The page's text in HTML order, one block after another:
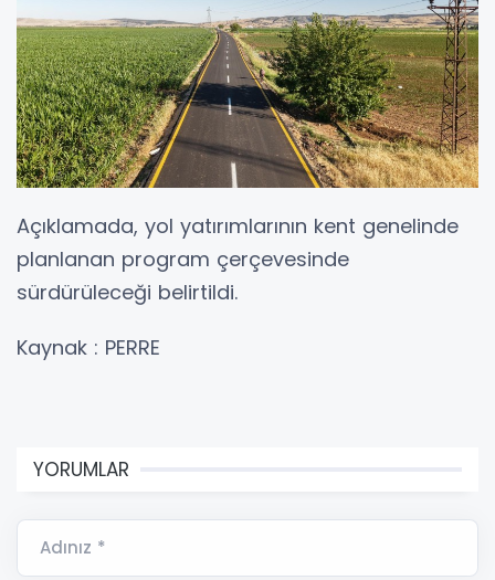
Açıklamada, yol yatırımlarının kent genelinde
planlanan program çerçevesinde
sürdürüleceği belirtildi.
Kaynak : PERRE
YORUMLAR
Adınız *